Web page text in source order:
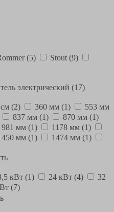
(5) Stout (9)
электрический (17)
(2) 360 мм (1)
553 мм
837 мм (1) 870 мм (1)
981 мм (1) 1178 мм (1)
мм (1) 1474 мм (1)
кВт (1) 24 кВт (4)
32
(7)